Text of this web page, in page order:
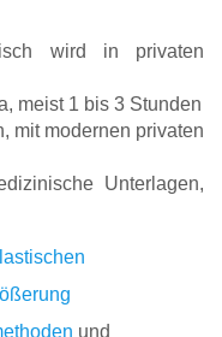
wird in privaten
meist 1 bis 3 Stunden
mit modernen privaten
Unterlagen,
und